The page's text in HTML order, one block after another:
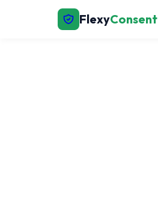
FlexyConsent